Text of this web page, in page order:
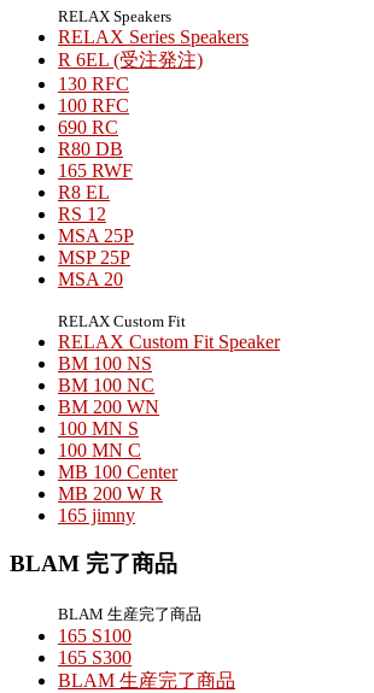
RELAX Speakers
RELAX Series Speakers
R 6EL (受注発注)
130 RFC
100 RFC
690 RC
R80 DB
165 RWF
R8 EL
RS 12
MSA 25P
MSP 25P
MSA 20
RELAX Custom Fit
RELAX Custom Fit Speaker
BM 100 NS
BM 100 NC
BM 200 WN
100 MN S
100 MN C
MB 100 Center
MB 200 W R
165 jimny
BLAM 完了商品
BLAM 生産完了商品
165 S100
165 S300
BLAM 生産完了商品